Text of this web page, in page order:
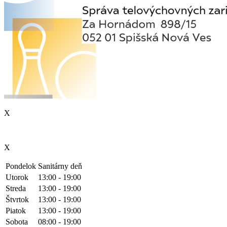
X
X
Pondelok Sanitárny deň
Utorok
13:00 - 19:00
Streda
13:00 - 19:00
Štvrtok
13:00 - 19:00
Piatok
13:00 - 19:00
Sobota
08:00 - 19:00